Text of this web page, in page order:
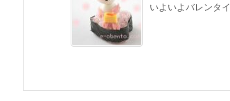
いよいよバレンタ